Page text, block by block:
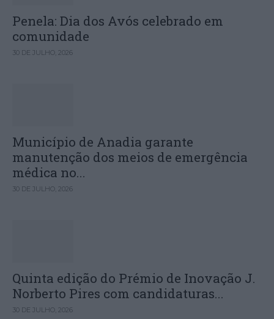
Penela: Dia dos Avós celebrado em
comunidade
30 DE JULHO, 2026
Município de Anadia garante
manutenção dos meios de emergência
médica no...
30 DE JULHO, 2026
Quinta edição do Prémio de Inovação J.
Norberto Pires com candidaturas...
30 DE JULHO, 2026